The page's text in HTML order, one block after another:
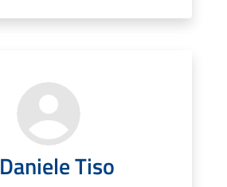
Daniele Tiso